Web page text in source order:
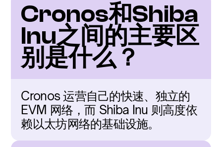
Cronos和Shiba
Inu之间的主要区
别是什么？
Cronos 运营自己的快速、独立的
EVM 网络，而 Shiba Inu 则高度依
赖以太坊网络的基础设施。